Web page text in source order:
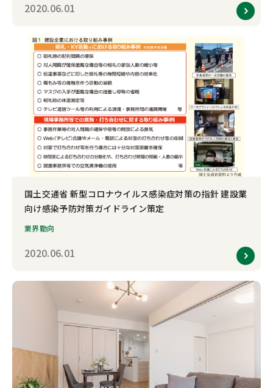
2020.06.01
国土交通省 新型コロナウイルス感染症対策の指針 建設業
向け感染予防対策ガイドライン策定
業界動向
2020.06.01